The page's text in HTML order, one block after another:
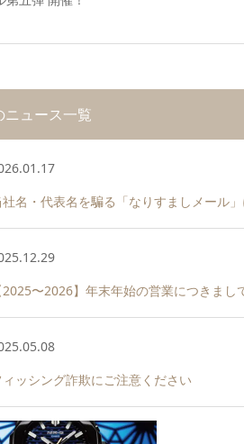
ニュース一覧
社名・代表名を騙る「なりすましメール
2025〜2026】年末年始の営業につきまし
ィッシング詐欺にご注意ください